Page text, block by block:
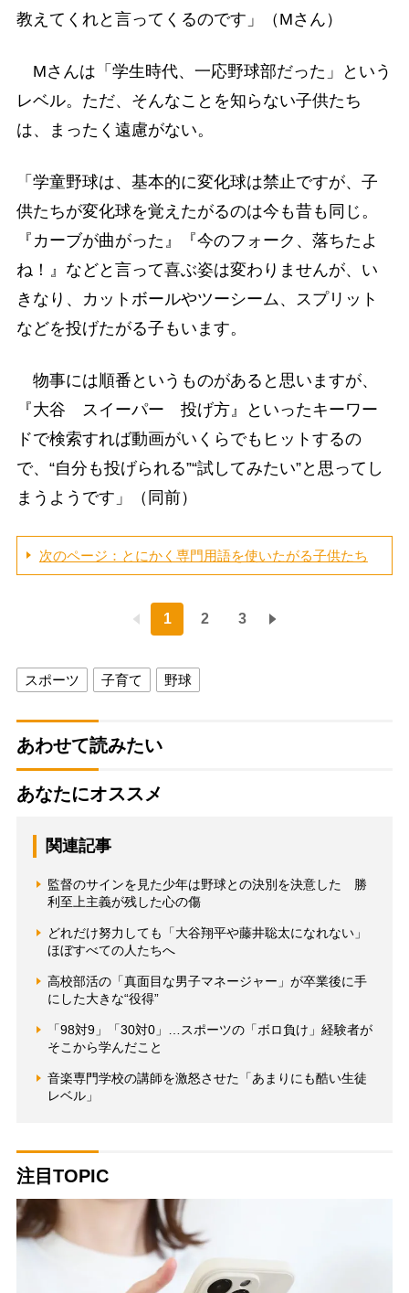
教えてくれと言ってくるのです」（Mさん）
Mさんは「学生時代、一応野球部だった」という
レベル。ただ、そんなことを知らない子供たち
は、まったく遠慮がない。
「学童野球は、基本的に変化球は禁止ですが、子
供たちが変化球を覚えたがるのは今も昔も同じ。
『カーブが曲がった』『今のフォーク、落ちたよ
ね！』などと言って喜ぶ姿は変わりませんが、い
きなり、カットボールやツーシーム、スプリット
などを投げたがる子もいます。
物事には順番というものがあると思いますが、
『大谷 スイーパー 投げ方』といったキーワー
ドで検索すれば動画がいくらでもヒットするの
で、“自分も投げられる”“試してみたい”と思ってし
まうようです」（同前）
次のページ：とにかく専門用語を使いたがる子供たち
1 2 3
スポーツ 子育て 野球
あわせて読みたい
あなたにオススメ
関連記事
監督のサインを見た少年は野球との決別を決意した 勝
利至上主義が残した心の傷
どれだけ努力しても「大谷翔平や藤井聡太になれない」
ほぼすべての人たちへ
高校部活の「真面目な男子マネージャー」が卒業後に手
にした大きな“役得”
「98対9」「30対0」…スポーツの「ボロ負け」経験者が
そこから学んだこと
音楽専門学校の講師を激怒させた「あまりにも酷い生徒
レベル」
注目TOPIC